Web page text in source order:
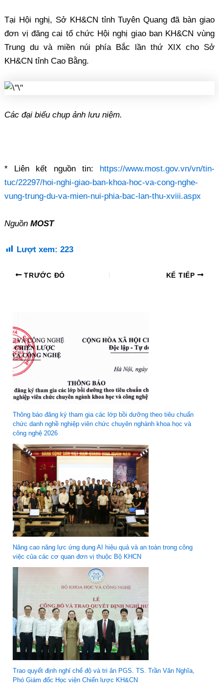
Tại Hội nghị, Sở KH&CN tỉnh Tuyên Quang đã bàn giao
đơn vị đăng cai tổ chức Hội nghị giao ban KH&CN vùng
Trung du và miền núi phía Bắc lần thứ XIX cho Sở
KH&CN tỉnh Cao Bằng.
Các đại biểu chụp ảnh lưu niệm.
* Liên kết nguồn tin:
https://www.most.gov.vn/vn/tin-
tuc/22297/hoi-nghi-giao-ban-khoa-hoc-va-cong-nghe-
vung-trung-du-va-mien-nui-phia-bac-lan-thu-xviii.aspx
NguồnMOST
Lượt xem: 223
TRƯỚC ĐÓ KẾ TIẾP
Thông báo đăng ký tham gia các lớp bồi dưỡng theo tiêu chuẩn
chức danh nghề nghiệp viên chức chuyên nghành khoa học và
công nghệ 2026
Nâng cao năng lực ứng dụng AI hiệu quả và an toàn trong công
việc của các cơ quan đơn vị thuộc Bộ KHCN
Trao quyết định nghỉ chế độ và tri ân PGS. TS. Trần Văn Nghĩa,
Phó Giám đốc Học viện Chiến lược KH&CN